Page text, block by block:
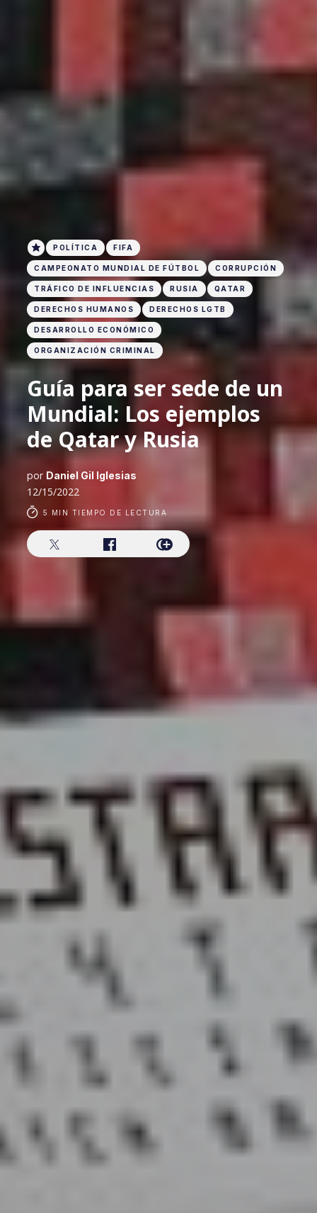
POLÍTICA FIFA
CAMPEONATO MUNDIAL DE FÚTBOL CORRUPCIÓN
TRÁFICO DE INFLUENCIAS RUSIA QATAR
DERECHOS HUMANOS DERECHOS LGTB
DESARROLLO ECONÓMICO
ORGANIZACIÓN CRIMINAL
Guía para ser sede de un
Mundial: Los ejemplos
de Qatar y Rusia
por Daniel Gil Iglesias
12/15/2022
5 MIN TIEMPO DE LECTURA